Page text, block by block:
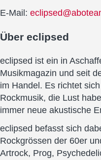
E-Mail:
Über eclipsed
eclipsed ist ein in
Musikmagazin und seit
im Handel. Es richtet
Rockmusik, die Lust
immer neue akustische
eclipsed befasst sich
Rockgrössen der 60er
Artrock, Prog,